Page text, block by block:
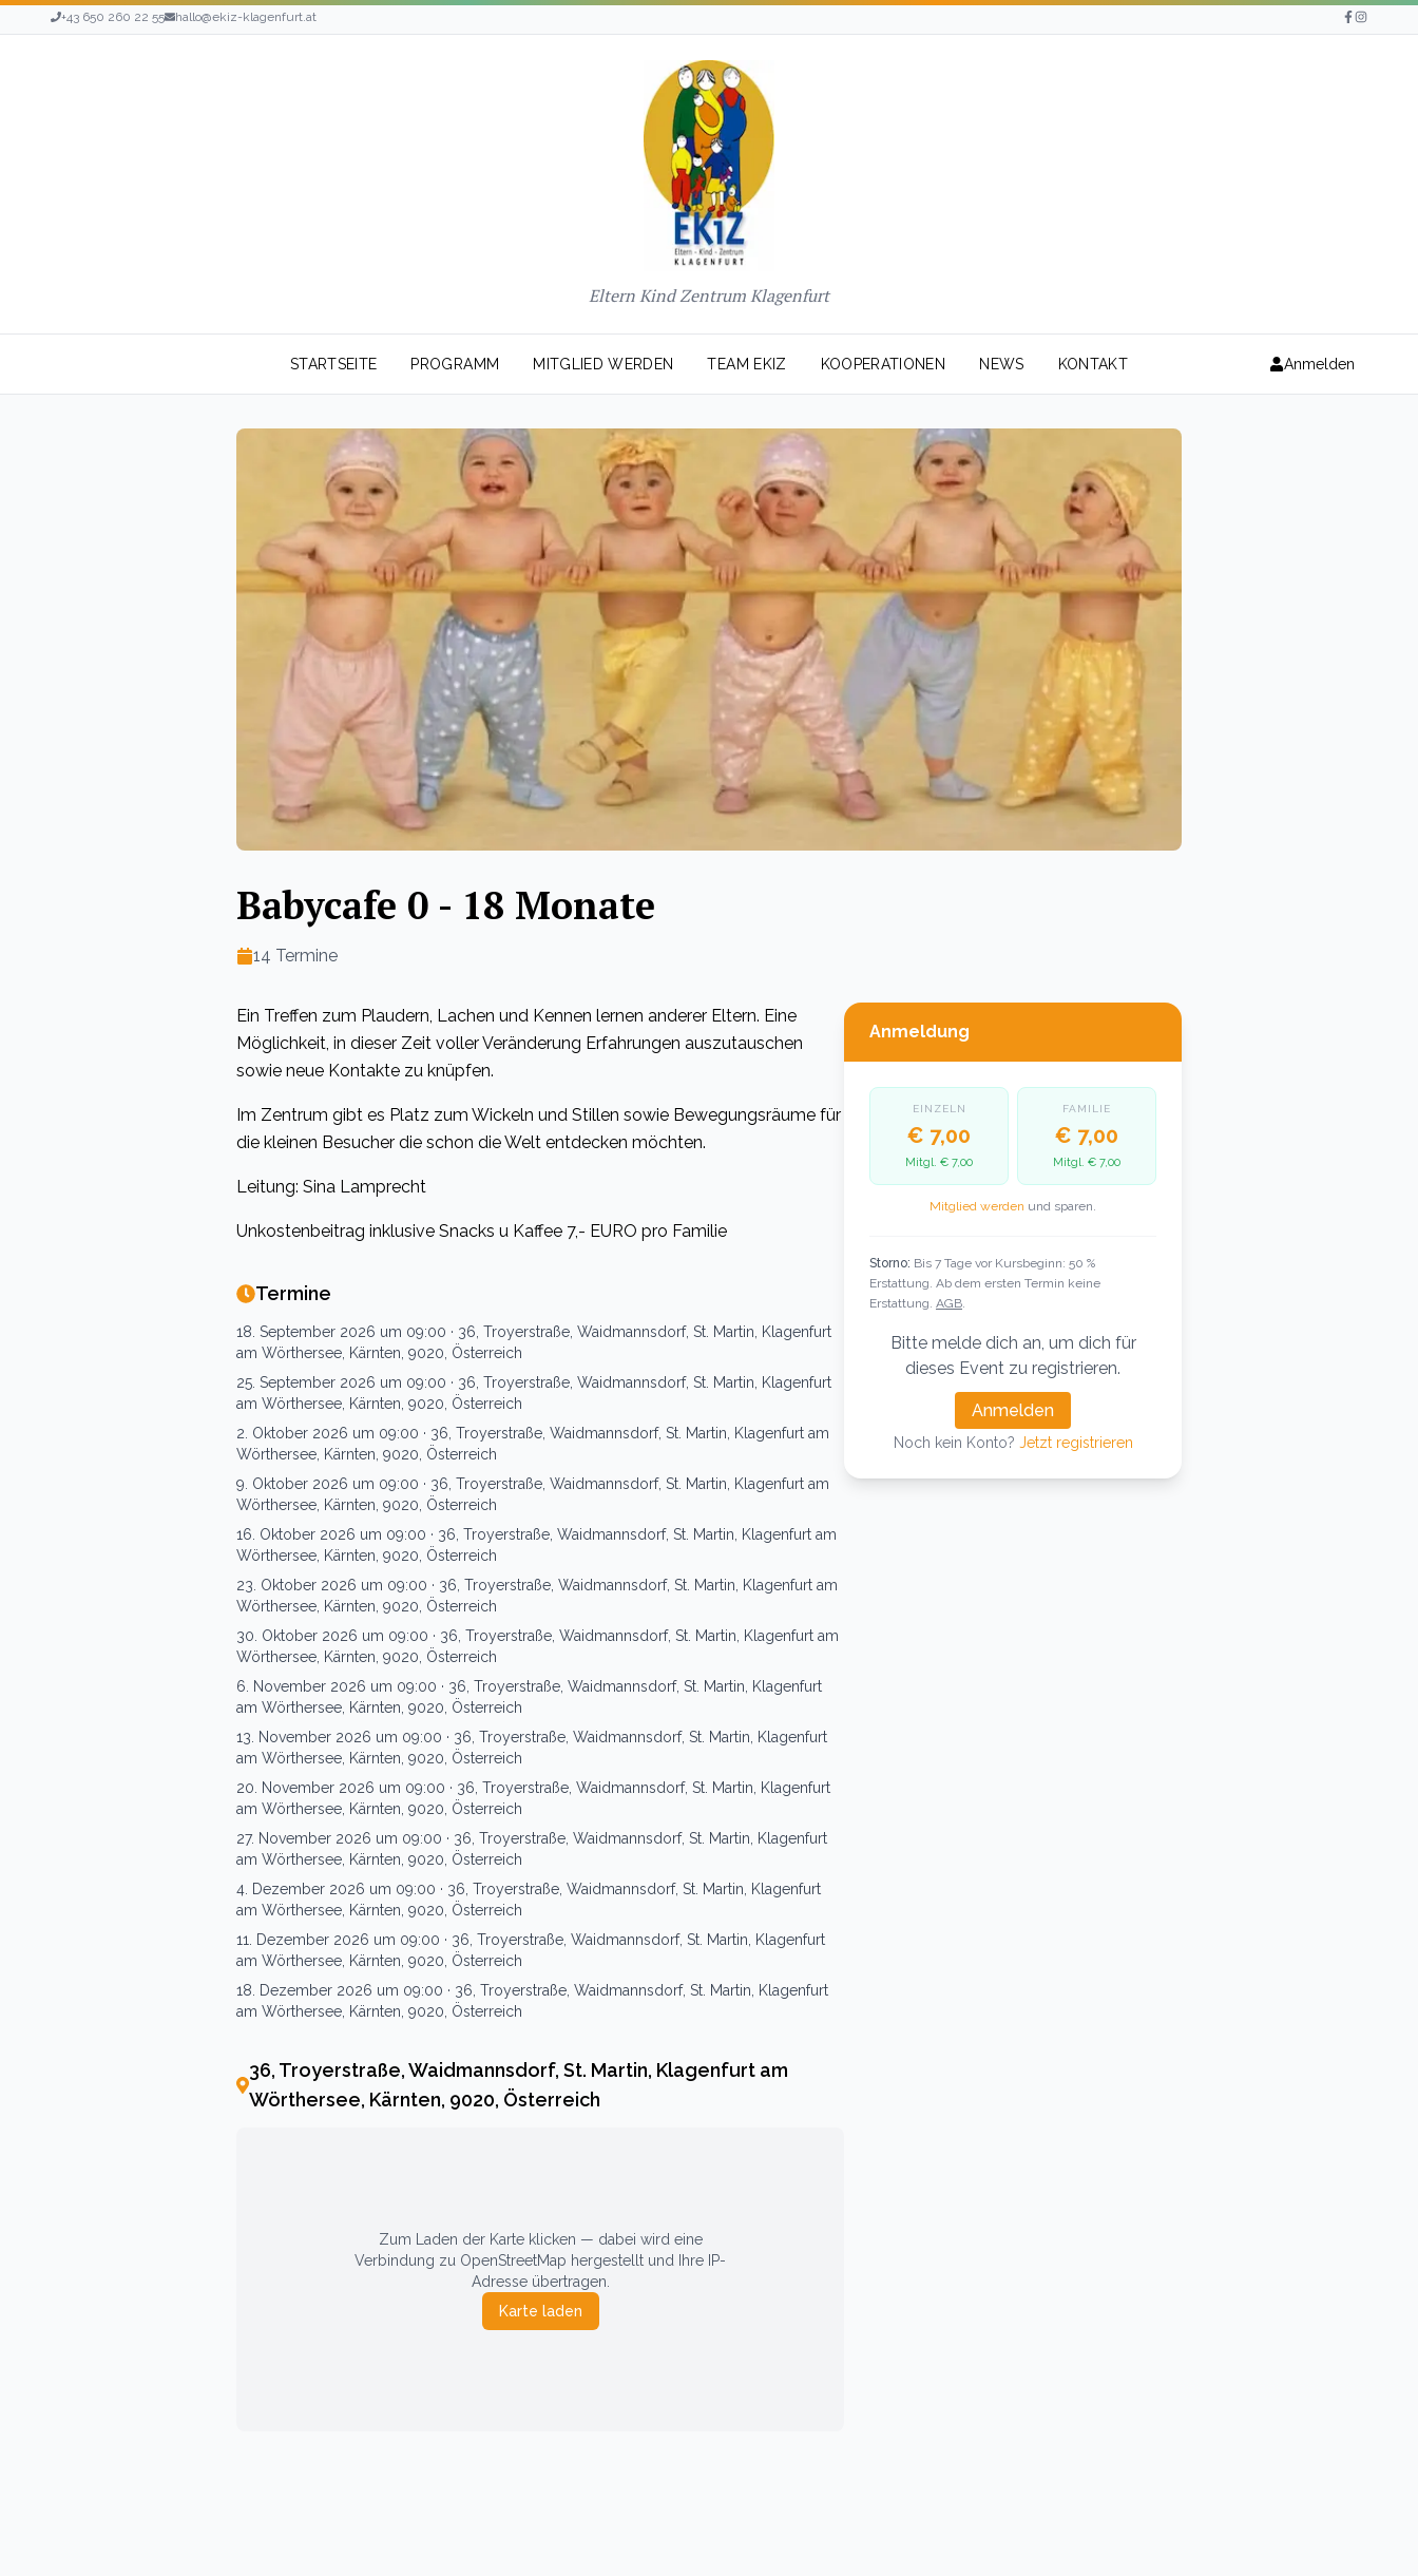
+43 650 260 22 55 hallo@ekiz-klagenfurt.at
Eltern Kind Zentrum Klagenfurt
STARTSEITE PROGRAMM MITGLIED WERDEN TEAM EKIZ KOOPERATIONEN NEWS KONTAKT Anmelden
Babycafe 0 - 18 Monate
14 Termine
Ein Treffen zum Plaudern, Lachen und Kennen lernen anderer Eltern. Eine
Möglichkeit, in dieser Zeit voller Veränderung Erfahrungen auszutauschen
sowie neue Kontakte zu knüpfen.
Im Zentrum gibt es Platz zum Wickeln und Stillen sowie Bewegungsräume für
die kleinen Besucher die schon die Welt entdecken möchten.
Leitung: Sina Lamprecht
Unkostenbeitrag inklusive Snacks u Kaffee 7,- EURO pro Familie
Termine
18. September 2026 um 09:00 · 36, Troyerstraße, Waidmannsdorf, St. Martin, Klagenfurt
am Wörthersee, Kärnten, 9020, Österreich
25. September 2026 um 09:00 · 36, Troyerstraße, Waidmannsdorf, St. Martin, Klagenfurt
am Wörthersee, Kärnten, 9020, Österreich
2. Oktober 2026 um 09:00 · 36, Troyerstraße, Waidmannsdorf, St. Martin, Klagenfurt am
Wörthersee, Kärnten, 9020, Österreich
9. Oktober 2026 um 09:00 · 36, Troyerstraße, Waidmannsdorf, St. Martin, Klagenfurt am
Wörthersee, Kärnten, 9020, Österreich
16. Oktober 2026 um 09:00 · 36, Troyerstraße, Waidmannsdorf, St. Martin, Klagenfurt am
Wörthersee, Kärnten, 9020, Österreich
23. Oktober 2026 um 09:00 · 36, Troyerstraße, Waidmannsdorf, St. Martin, Klagenfurt am
Wörthersee, Kärnten, 9020, Österreich
30. Oktober 2026 um 09:00 · 36, Troyerstraße, Waidmannsdorf, St. Martin, Klagenfurt am
Wörthersee, Kärnten, 9020, Österreich
6. November 2026 um 09:00 · 36, Troyerstraße, Waidmannsdorf, St. Martin, Klagenfurt
am Wörthersee, Kärnten, 9020, Österreich
13. November 2026 um 09:00 · 36, Troyerstraße, Waidmannsdorf, St. Martin, Klagenfurt
am Wörthersee, Kärnten, 9020, Österreich
20. November 2026 um 09:00 · 36, Troyerstraße, Waidmannsdorf, St. Martin, Klagenfurt
am Wörthersee, Kärnten, 9020, Österreich
27. November 2026 um 09:00 · 36, Troyerstraße, Waidmannsdorf, St. Martin, Klagenfurt
am Wörthersee, Kärnten, 9020, Österreich
4. Dezember 2026 um 09:00 · 36, Troyerstraße, Waidmannsdorf, St. Martin, Klagenfurt
am Wörthersee, Kärnten, 9020, Österreich
11. Dezember 2026 um 09:00 · 36, Troyerstraße, Waidmannsdorf, St. Martin, Klagenfurt
am Wörthersee, Kärnten, 9020, Österreich
18. Dezember 2026 um 09:00 · 36, Troyerstraße, Waidmannsdorf, St. Martin, Klagenfurt
am Wörthersee, Kärnten, 9020, Österreich
36, Troyerstraße, Waidmannsdorf, St. Martin, Klagenfurt am
Wörthersee, Kärnten, 9020, Österreich
Zum Laden der Karte klicken — dabei wird eine
Verbindung zu OpenStreetMap hergestellt und Ihre IP-
Adresse übertragen.
Karte laden
Anmeldung
EINZELN
€ 7,00
Mitgl. € 7,00
FAMILIE
€ 7,00
Mitgl. € 7,00
Mitglied werden und sparen.
Storno: Bis 7 Tage vor Kursbeginn: 50 %
Erstattung. Ab dem ersten Termin keine
Erstattung. AGB
Bitte melde dich an, um dich für
dieses Event zu registrieren.
Anmelden
Noch kein Konto? Jetzt registrieren